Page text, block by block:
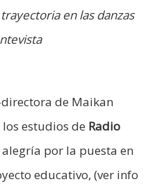
en las danzas
de Maikan
estudios de Radio
por la puesta en
educativo, (ver info